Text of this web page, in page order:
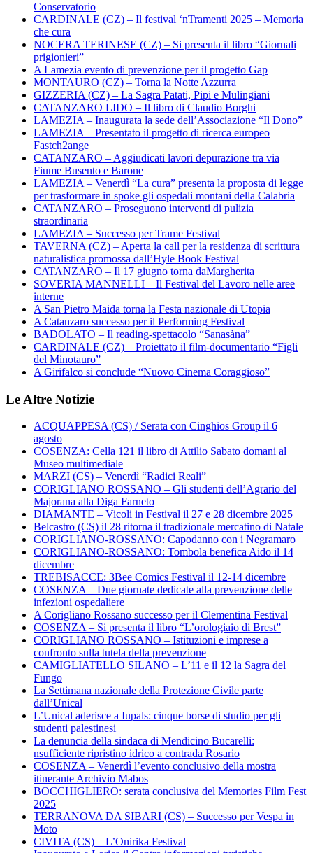
Conservatorio
CARDINALE (CZ) – Il festival ‘nTramenti 2025 – Memoria
che cura
NOCERA TERINESE (CZ) – Si presenta il libro “Giornali
prigionieri”
A Lamezia evento di prevenzione per il progetto Gap
MONTAURO (CZ) – Torna la Notte Azzurra
GIZZERIA (CZ) – La Sagra Patati, Pipi e Mulingiani
CATANZARO LIDO – Il libro di Claudio Borghi
LAMEZIA – Inaugurata la sede dell’Associazione “Il Dono”
LAMEZIA – Presentato il progetto di ricerca europeo
Fastch2ange
CATANZARO – Aggiudicati lavori depurazione tra via
Fiume Busento e Barone
LAMEZIA – Venerdì “La cura” presenta la proposta di legge
per trasformare in spoke gli ospedali montani della Calabria
CATANZARO – Proseguono interventi di pulizia
straordinaria
LAMEZIA – Successo per Trame Festival
TAVERNA (CZ) – Aperta la call per la residenza di scrittura
naturalistica promossa dall’Hyle Book Festival
CATANZARO – Il 17 giugno torna daMargherita
SOVERIA MANNELLI – Il Festival del Lavoro nelle aree
interne
A San Pietro Maida torna la Festa nazionale di Utopia
A Catanzaro successo per il Performing Festival
BADOLATO – Il reading-spettacolo “Sanasàna”
CARDINALE (CZ) – Proiettato il film-documentario “Figli
del Minotauro”
A Girifalco si conclude “Nuovo Cinema Coraggioso”
Le Altre Notizie
ACQUAPPESA (CS) / Serata con Cinghios Group il 6
agosto
COSENZA: Cella 121 il libro di Attilio Sabato domani al
Museo multimediale
MARZI (CS) – Venerdì “Radici Reali”
CORIGLIANO ROSSANO – Gli studenti dell’Agrario del
Majorana alla Diga Farneto
DIAMANTE – Vicoli in Festival il 27 e 28 dicembre 2025
Belcastro (CS) il 28 ritorna il tradizionale mercatino di Natale
CORIGLIANO-ROSSANO: Capodanno con i Negramaro
CORIGLIANO-ROSSANO: Tombola benefica Aido il 14
dicembre
TREBISACCE: 3Bee Comics Festival il 12-14 dicembre
COSENZA – Due giornate dedicate alla prevenzione delle
infezioni ospedaliere
A Corigliano Rossano successo per il Clementina Festival
COSENZA – Si presenta il libro “L’orologiaio di Brest”
CORIGLIANO ROSSANO – Istituzioni e imprese a
confronto sulla tutela della prevenzione
CAMIGLIATELLO SILANO – L’11 e il 12 la Sagra del
Fungo
La Settimana nazionale della Protezione Civile parte
dall’Unical
L’Unical aderisce a Iupals: cinque borse di studio per gli
studenti palestinesi
La denuncia della sindaca di Mendicino Bucarelli:
nsufficiente ripristino idrico a contrada Rosario
COSENZA – Venerdì l’evento conclusivo della mostra
itinerante Archivio Mabos
BOCCHIGLIERO: serata conclusiva del Memories Film Fest
2025
TERRANOVA DA SIBARI (CS) – Successo per Vespa in
Moto
CIVITA (CS) – L’Onirika Festival